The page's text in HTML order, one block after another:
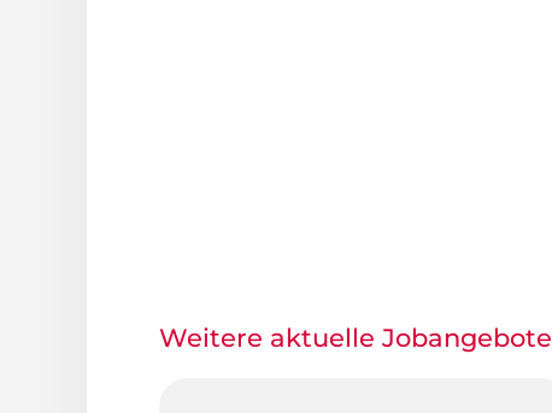
Weitere aktuelle Jobangebote